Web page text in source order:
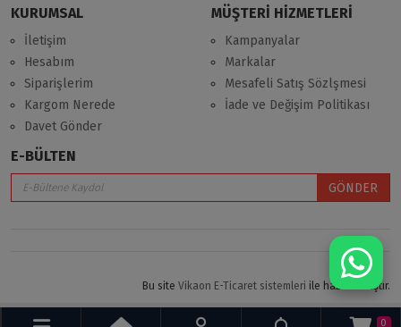
KURUMSAL
İletişim
Hesabım
Siparişlerim
Kargom Nerede
Davet Gönder
MÜŞTERİ HİZMETLERİ
Kampanyalar
Markalar
Mesafeli Satış Sözlşmesi
İade ve Değişim Politikası
E-BÜLTEN
GÖNDER
Bu site Vikaon E-Ticaret sistemleri ile hazırlanmıştır.
0